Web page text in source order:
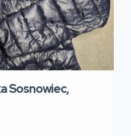
Sosnowiec,